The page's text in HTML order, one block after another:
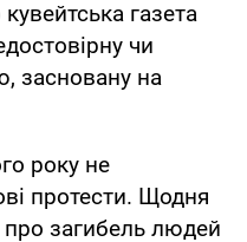
газета
чи
засновану на
року не
протести. Щодня
загибель людей